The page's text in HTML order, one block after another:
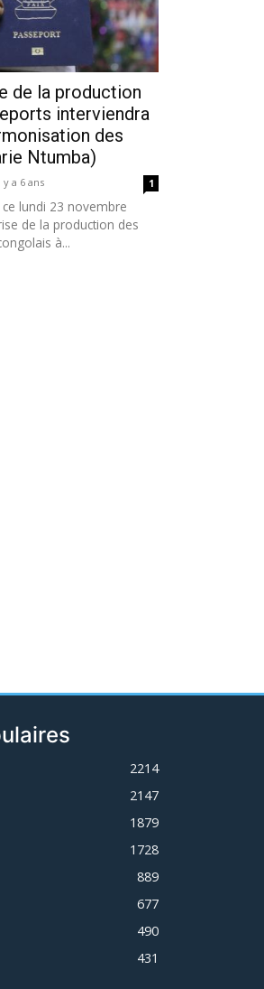
de la production
interviendra
des
Ntumba)
y a 6 ans 1
lundi 23 novembre
de la production des
à...
2214
2147
1879
1728
889
677
490
431